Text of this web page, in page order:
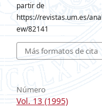
partir de
https://revistas.um.es/
ew/82141
Más formatos de cita
Número
Vol. 13 (1995)